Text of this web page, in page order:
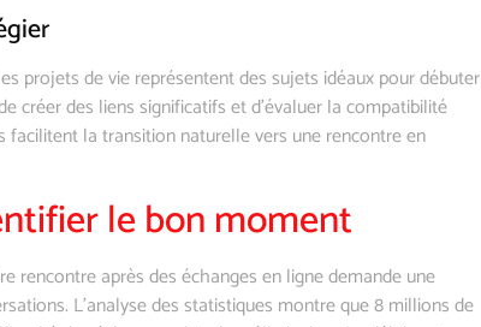
projets de vie représentent des sujets idéaux pour débuter
créer des liens significatifs et d’évaluer la compatibilité
facilitent la transition naturelle vers une rencontre en
le bon moment
rencontre après des échanges en ligne demande une
L’analyse des statistiques montre que 8 millions de